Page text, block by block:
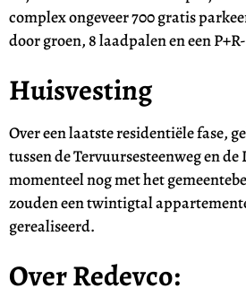
complex ongeveer 700 gratis
door groen, 8 laadpalen en een
Huisvesting
Over een laatste residentiële fase,
tussen de Tervuursesteenweg en
momenteel nog met het
zouden een twintigtal
gerealiseerd.
Over Redevco: